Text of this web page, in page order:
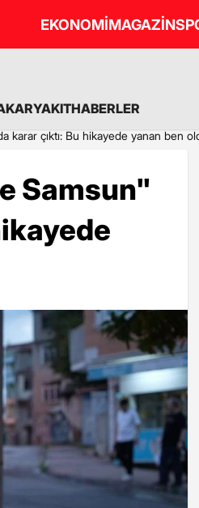
EKONOMİMAGAZİN
HABERLER
karar çıktı: Bu hikayede yanan ben
Samsun"